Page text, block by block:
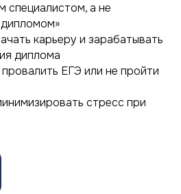
специалистом, а не
карьеру и зарабатывать
диплома
ЕГЭ или не пройти
стресс при